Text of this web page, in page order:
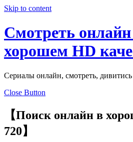
Skip to content
Смотреть
хорошем HD
Сериалы онлайн, смотреть, дивитись
Close Button
【Поиск онлайн в
720】